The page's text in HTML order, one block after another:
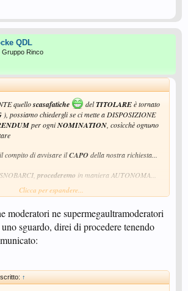
QDL
Gruppo Rinco
quelloscasafatiche delTITOLAREè tornato
), possiamo chiedergli se ci mette a DISPOSIZIONE
per ogniNOMINATION , cosìcchè ognuno
il compito di avvisare ilCAPOdella nostra richiesta...
procederemo in maniera AUTONOMA...
Clicca per espandere...
moderatori ne supermegaultramoderatori
sguardo, direi di procedere tenendo
↑